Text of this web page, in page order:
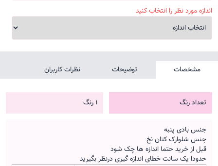
اندازه مورد نظر را انتخاب کنید
مشخصات توضیحات نظرات کاربران
تعداد رنگ 1 رنگ
جنس بادی پنبه
جنس شلوارک کتان نخ
قبل از خرید حتما اندازه ها چک شود
حدودا یک سانت خطای اندازه گیری درنظر بگیرید